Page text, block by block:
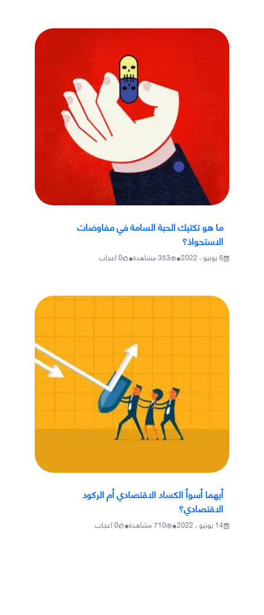
ما هو تكتيك الحبة السامة في مفاوضات
الاستحواذ؟
6 يونيو ، 2022 •
353مشاهدة•
0اعجاب
أيهما أسوأ الكساد الاقتصادي أم الركود
الاقتصادي؟
14 يونيو ، 2022 •
710مشاهدة•
0اعجاب